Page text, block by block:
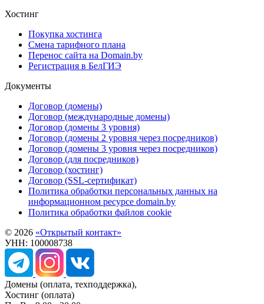
Хостинг
Покупка хостинга
Смена тарифного плана
Перенос сайта на Domain.by
Регистрация в БелГИЭ
Документы
Договор (домены)
Договор (международные домены)
Договор (домены 3 уровня)
Договор (домены 2 уровня через посредников)
Договор (домены 3 уровня через посредников)
Договор (для посредников)
Договор (хостинг)
Договор (SSL-сертификат)
Политика обработки персональных данных на
информационном ресурсе domain.by
Политика обработки файлов cookie
© 2026 «Открытый контакт»
УНН: 100008738
Домены (оплата, техподдержка),
Хостинг (оплата)